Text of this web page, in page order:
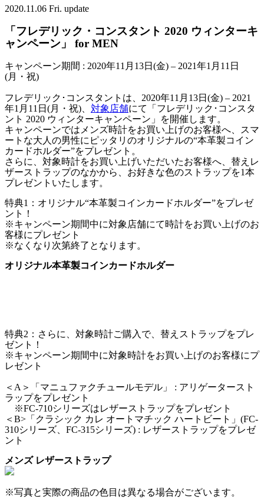
2020.11.06 Fri. update
「フレデリック・コンスタント 2020 ウィンターキ
ャンペーン」 for MEN
キャンペーン期間 : 2020年11月13日 (金) – 2021年1月11日
(月・祝)
フレデリック･コンスタントは、2020年11月13日(金) – 2021
年1月11日(月・祝)、 対象店舗にて「フレデリック･コンスタ
ント 2020 ウィンターキャンペーン」を開催します。
キャンペーンではメンズ時計をお買い上げのお客様へ、スマ
ートな大人の男性にピッタリのオリジナルの“本革製コイン
カードホルダー”をプレゼント。
さらに、対象時計をお買い上げいただいたお客様へ、替えレ
ザーストラップのなかから、お好きな色のストラップを1本
プレゼントいたします。
特典1：オリジナル“本革製コインカードホルダー”をプレゼ
ント！
※キャンペーン期間中に対象店舗にて時計をお買い上げのお
客様にプレゼント
※なくなり次第終了となります。
オリジナル本革製コインカードホルダー
特典2：さらに、対象時計ご購入で、替えストラップをプレ
ゼント！
※キャンペーン期間中に対象時計をお買い上げのお客様にプ
レゼント
＜A＞「マニュファクチュールモデル」 : アリゲータースト
ラップをプレゼント
※FC-710シリーズはレザーストラップをプレゼント
＜B>「クラシック カレ オートマチック ハートビート」 (FC-
310シリーズ、FC-315シリーズ) : レザーストラップをプレゼ
ント
メンズ レザーストラップ
※写真と実際の商品の色目は異なる場合がございます。